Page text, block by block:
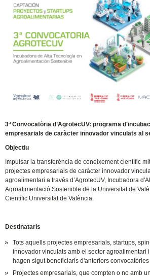
3ª Convocatòria d’AgrotecUV: programa
empresarials de caràcter innovador vinculats al
Objectiu
Impulsar la transferència de coneixement científic
projectes empresarials de caràcter innovador
agroalimentari a través d’AgrotecUV, Incubadora
Agroalimentació Sostenible de la Universitat de
Científic Universitat de València.
Destinataris
Tots aquells projectes empresarials, startups,
innovador vinculats amb el sector agroalimentari
hagen sigut beneficiaris d'anteriors convocatòries
Projectes empresarials, que compten o no amb